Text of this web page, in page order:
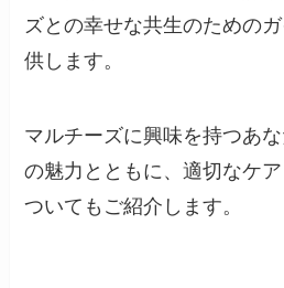
ズとの幸せな共生のための
供します。
マルチーズに興味を持つあ
の魅力とともに、適切なケ
ついてもご紹介します。